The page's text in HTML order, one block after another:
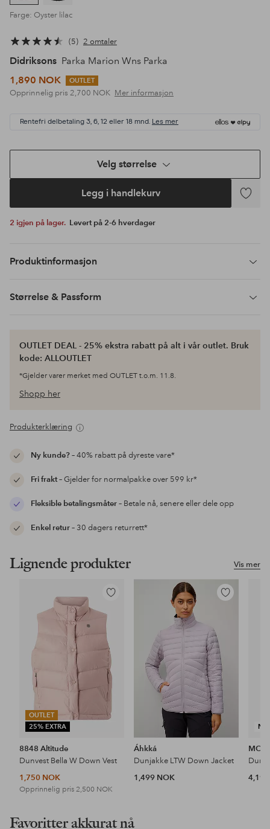
Farge: Oyster lilac
5 2 omtaler
Didriksons Parka Marion Wns Parka
1,890 NOK
OUTLET
Opprinnelig pris 2,700 NOK Mer informasjon
Rentefri delbetaling 3, 6, 12 eller 18 mnd. Les mer
Velg størrelse
Legg i handlekurv
Legg
2 igjen på lager. Levert på 2-6 hverdager
Produktinformasjon
Størrelse & Passform
OUTLET DEAL - 25% ekstra rabatt på alt i vår outlet. Bruk
kode: ALLOUTLET
*Gjelder varer merket med OUTLET t.o.m. 11.8.
Shopp her
Produkterklæring
Ny kunde?– 40% rabatt på dyreste vare*
Fri frakt– Gjelder for normalpakke over 599 kr*
Fleksible betalingsmåter– Betale nå, senere eller dele opp
Enkel retur– 30 dagers returrett*
Vis mer
Lignende produkter
OUTLET
25% EXTRA
Legg
favoritter
8848 Altitude
Dunvest Bella W Down Vest
1,750 NOK
Opprinnelig pris 2,500 NOK
Legg
Áhkká
Dunjakke LTW Down Jacket
1,499 NOK
MOS
Favoritter akkurat nå